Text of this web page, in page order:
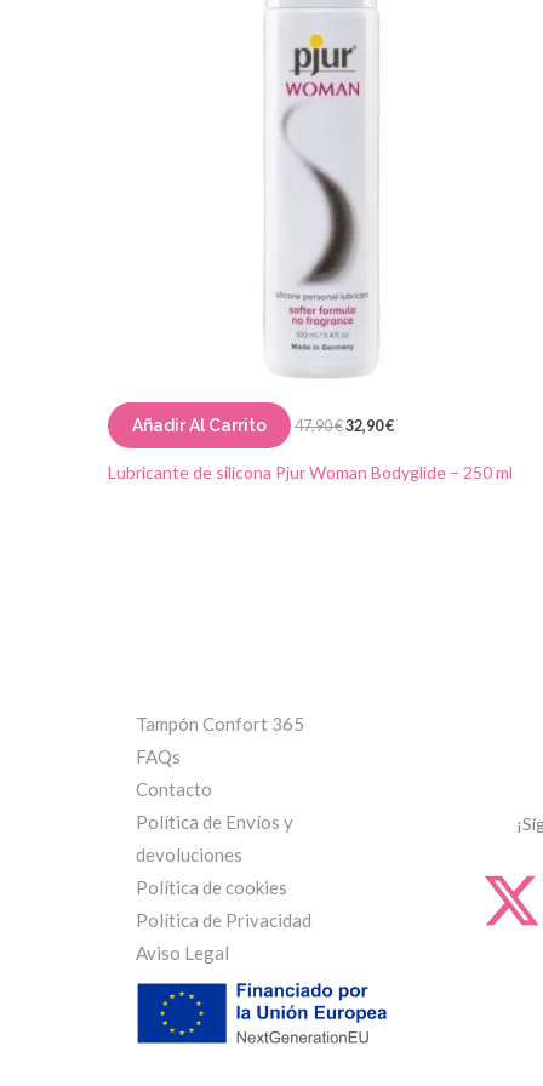
Añadir Al Carrito 47,90€32,90€
Lubricante de silicona Pjur Woman Bodyglide – 250 ml
Tampón Confort 365
FAQs
Contacto
Política de Envíos y
devoluciones
Política de cookies
Política de Privacidad
Aviso Legal